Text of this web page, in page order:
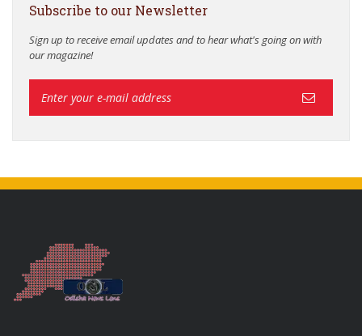
Subscribe to our Newsletter
Sign up to receive email updates and to hear what's going on with
our magazine!